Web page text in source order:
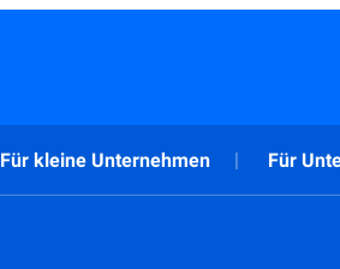
Für kleine Unternehmen Für